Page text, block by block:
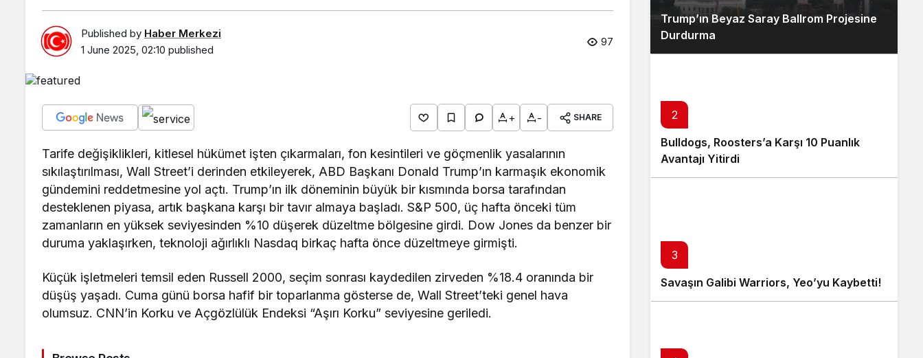
Published by Haber Merkezi
1 June 2025, 02:10 published
97
+ - SHARE
Tarife değişiklikleri, kitlesel hükümet işten çıkarmaları, fon kesintileri ve göçmenlik yasalarının
sıkılaştırılması, Wall Street’i derinden etkileyerek, ABD Başkanı Donald Trump’ın karmaşık ekonomik
gündemini reddetmesine yol açtı. Trump’ın ilk döneminin büyük bir kısmında borsa tarafından
desteklenen piyasa, artık başkana karşı bir tavır almaya başladı. S&P 500, üç hafta önceki tüm
zamanların en yüksek seviyesinden %10 düşerek düzeltme bölgesine girdi. Dow Jones da benzer bir
duruma yaklaşırken, teknoloji ağırlıklı Nasdaq birkaç hafta önce düzeltmeye girmişti.
Küçük işletmeleri temsil eden Russell 2000, seçim sonrası kaydedilen zirveden %18.4 oranında bir
düşüş yaşadı. Cuma günü borsa hafif bir toparlanma gösterse de, Wall Street’teki genel hava
olumsuz. CNN’in Korku ve Açgözlülük Endeksi “Aşırı Korku” seviyesine geriledi.
Trump’ın Beyaz Saray Ballrom Projesine
Durdurma
2
Bulldogs, Roosters’a Karşı 10 Puanlık
Avantajı Yitirdi
3
Savaşın Galibi Warriors, Yeo’yu Kaybetti!